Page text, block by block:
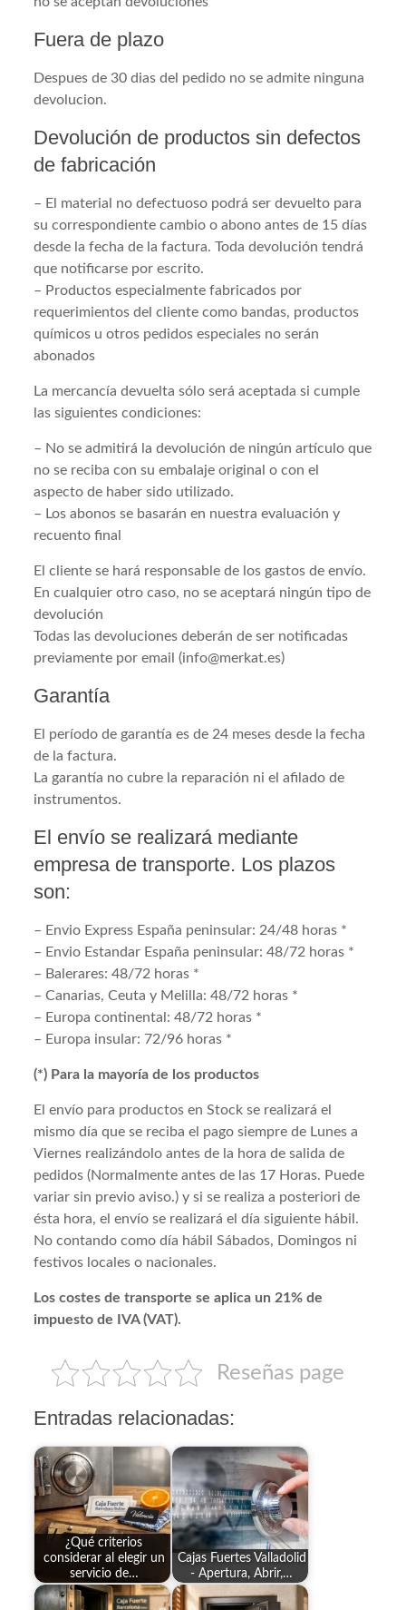
Fuera de plazo
Despues de 30 dias del pedido no se admite ninguna
devolucion.
Devolución de productos sin defectos
de fabricación
– El material no defectuoso podrá ser devuelto para
su correspondiente cambio o abono antes de 15 días
desde la fecha de la factura. Toda devolución tendrá
que notificarse por escrito.
– Productos especialmente fabricados por
requerimientos del cliente como bandas, productos
químicos u otros pedidos especiales no serán
abonados
La mercancía devuelta sólo será aceptada si cumple
las siguientes condiciones:
– No se admitirá la devolución de ningún artículo que
no se reciba con su embalaje original o con el
aspecto de haber sido utilizado.
– Los abonos se basarán en nuestra evaluación y
recuento final
El cliente se hará responsable de los gastos de envío.
En cualquier otro caso, no se aceptará ningún tipo de
devolución
Todas las devoluciones deberán de ser notificadas
previamente por email (info@merkat.es)
Garantía
El período de garantía es de 24 meses desde la fecha
de la factura.
La garantía no cubre la reparación ni el afilado de
instrumentos.
El envío se realizará mediante
empresa de transporte. Los plazos
son:
– Envio Express España peninsular: 24/48 horas *
– Envio Estandar España peninsular: 48/72 horas *
– Balerares: 48/72 horas *
– Canarias, Ceuta y Melilla: 48/72 horas *
– Europa continental: 48/72 horas *
– Europa insular: 72/96 horas *
(*) Para la mayoría de los productos
El envío para productos en Stock se realizará el
mismo día que se reciba el pago siempre de Lunes a
Viernes realizándolo antes de la hora de salida de
pedidos (Normalmente antes de las 17 Horas. Puede
variar sin previo aviso.) y si se realiza a posteriori de
ésta hora, el envío se realizará el día siguiente hábil.
No contando como día hábil Sábados, Domingos ni
festivos locales o nacionales.
Los costes de transporte se aplica un 21% de
impuesto de IVA (VAT).
Reseñas page
Entradas relacionadas:
¿Qué criterios
considerar al elegir un
servicio de…
Cajas Fuertes Valladolid
- Apertura, Abrir,…